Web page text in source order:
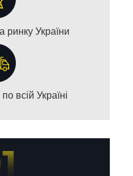
ринку України
всій Україні